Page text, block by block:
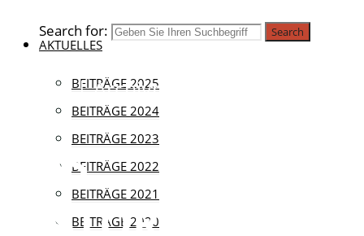
Search for: Search
AKTUELLES
BEITRÄGE 2025
BEITRÄGE 2024
BEITRÄGE 2023
BEITRÄGE 2022
BEITRÄGE 2021
BEITRÄGE 2020
Aktuell | Archivneubau
DAS
HISTORISCHE